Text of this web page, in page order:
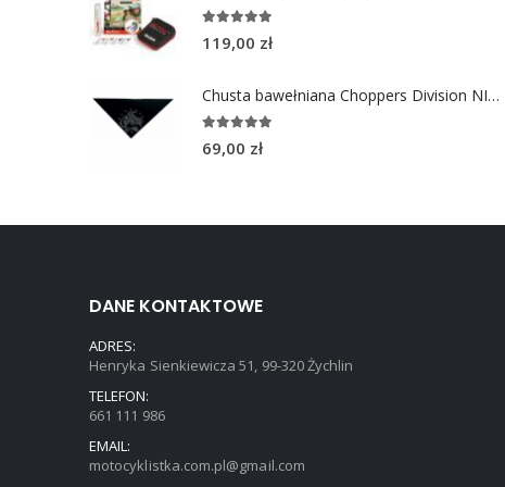
out of 5
119,00 zł
Chusta bawełniana Choppers Division NIE JEDZIESZ NIE ŻYJESZ
out of 5
69,00 zł
DANE KONTAKTOWE
ADRES:
Henryka Sienkiewicza 51, 99-320 Żychlin
TELEFON:
661 111 986
EMAIL:
motocyklistka.com.pl@gmail.com